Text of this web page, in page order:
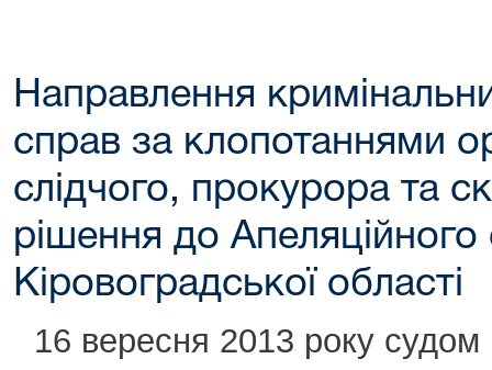
Направлення
справ за клопотаннями
слідчого, прокурора та
рішення до Апеляційного
Кіровоградської області
16 вересня 2013 року